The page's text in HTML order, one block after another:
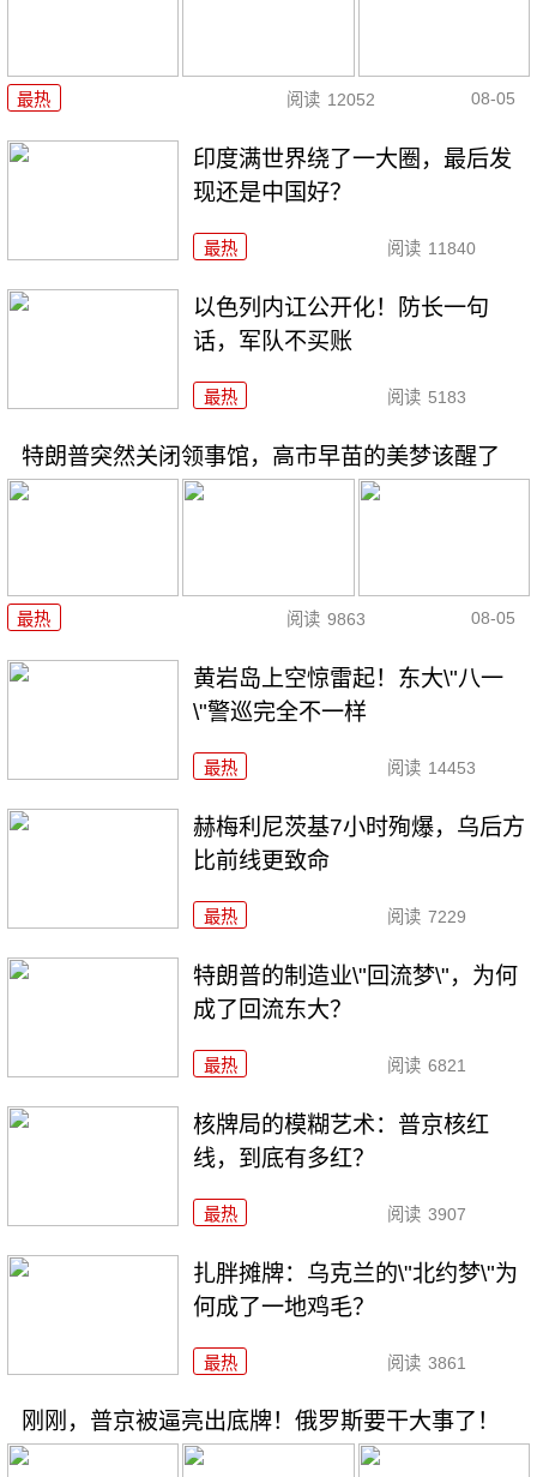
最热 阅读 12052 08-05
印度满世界绕了一大圈，最后发
现还是中国好？
最热 阅读 11840
以色列内讧公开化！防长一句
话，军队不买账
最热 阅读 5183
特朗普突然关闭领事馆，高市早苗的美梦该醒了
最热 阅读 9863 08-05
黄岩岛上空惊雷起！东大\"八一
\"警巡完全不一样
最热 阅读 14453
赫梅利尼茨基7小时殉爆，乌后方
比前线更致命
最热 阅读 7229
特朗普的制造业\"回流梦\"，为何
成了回流东大？
最热 阅读 6821
核牌局的模糊艺术：普京核红
线，到底有多红？
最热 阅读 3907
扎胖摊牌：乌克兰的\"北约梦\"为
何成了一地鸡毛？
最热 阅读 3861
刚刚，普京被逼亮出底牌！俄罗斯要干大事了！